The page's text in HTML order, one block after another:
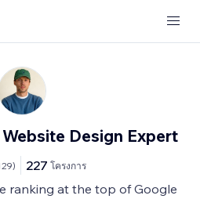
Design Expert
) 227 โครงการ
ranking at the top of Google